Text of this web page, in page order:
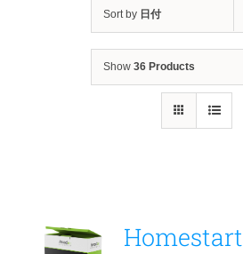
Sort by 日付
Show 36 Products
Homestart